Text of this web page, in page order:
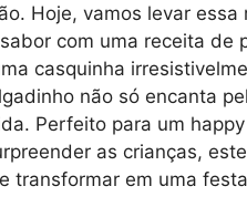
Hoje, vamos levar
com uma receita de
casquinha
não só encanta
Perfeito para um
as crianças,
transformar em uma